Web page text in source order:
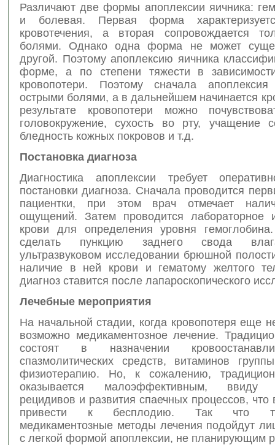
Различают две формы апоплексии яичника:
и болевая. Первая форма
кровотечения, а вторая сопровождается
болями. Однако одна форма не может
другой. Поэтому апоплексию яичника
форме, а по степени тяжести в
кровопотери. Поэтому сначала апоплексия
острыми болями, а в дальнейшем начинается
результате кровопотери можно
головокружение, сухость во рту, учащение
бледность кожных покровов и т.д.
Постановка диагноза
Диагностика апоплексии требует
постановки диагноза. Сначала проводится
пациентки, при этом врач отмечает
ощущений. Затем проводится лабораторное
крови для определения уровня
сделать пункцию заднего свода
ультразвуковом исследовании брюшной
наличие в ней крови и гематому желтого
диагноз ставится после лапароскопического
Лечебные мероприятия
На начальной стадии, когда кровопотеря еще
возможно медикаментозное лечение.
состоят в назначении
спазмолитических средств, витаминов
физиотерапию. Но, к сожалению,
оказывается малоэффективным, ввиду
рецидивов и развития спаечных процессов, что
привести к бесплодию. Так что
медикаментозные методы лечения подойдут
с легкой формой апоплексии, не планирующим